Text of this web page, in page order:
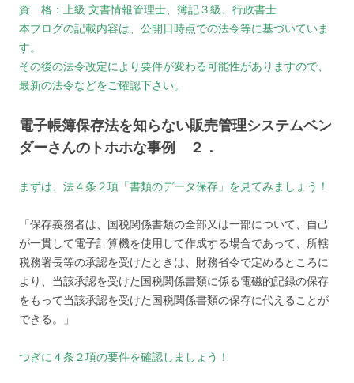
資 格：上級 文書情報管理士、簿記３級、行政書士
本ブログの記載内容は、公開日時点での法令等に基づいていま
す。
その後の法令改定により要件が変わる可能性がありますので、
最新の法令などをご確認下さい。
電子帳簿保存法を知らない販売管理システムベン
ダーさんのトホホな事例 ２．
まずは、法４条２項「書類のデータ保存」を見てみましょう！
「保存義務者は、国税関係書類の全部又は一部について、自己
が一貫して電子計算機を使用して作成する場合であって、所轄
税務署長等の承認を受けたときは、財務省令で定めるところに
より、当該承認を受けた国税関係書類に係る電磁的記録の保存
をもって当該承認を受けた国税関係書類の保存に代えることが
できる。」
つぎに４条２項の要件を確認しましょう！